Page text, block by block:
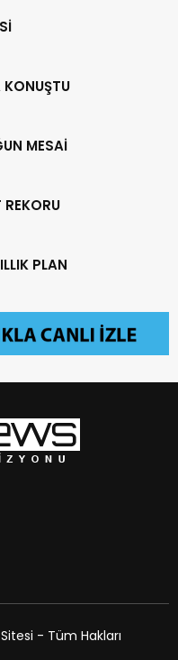
MESAİ
PLAN
- Tüm Hakları